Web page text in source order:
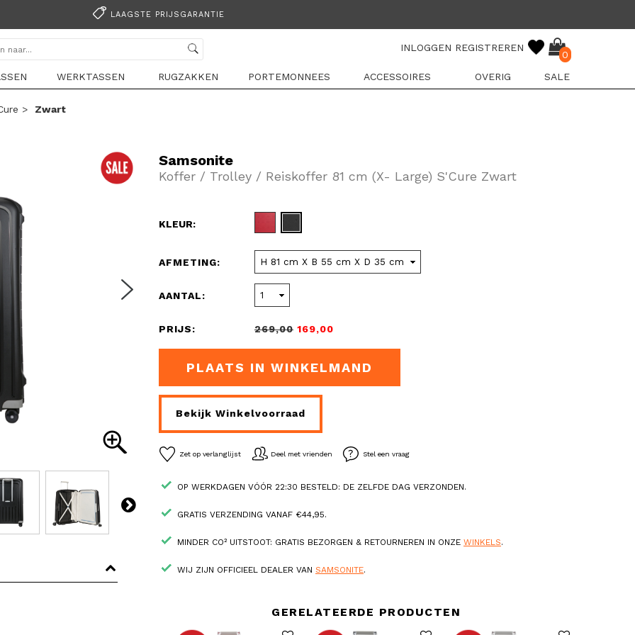
LAAGSTE PRIJSGARANTIE
INLOGGEN REGISTREREN
0
WERKTASSEN RUGZAKKEN PORTEMONNEES ACCESSOIRES OVERIG SALE
> Zwart
Samsonite
Koffer / Trolley / Reiskoffer 81 cm (X- Large) S'Cure Zwart
KLEUR:
AFMETING:
AANTAL:
PRIJS: 269,00 169,00
PLAATS IN WINKELMAND
Bekijk Winkelvoorraad
Zet op verlanglijst Deel met vrienden Stel een vraag
OP WERKDAGEN VÓÓR 22:30 BESTELD: DE ZELFDE DAG VERZONDEN.
GRATIS VERZENDING VANAF €44,95.
MINDER CO² UITSTOOT: GRATIS BEZORGEN & RETOURNEREN IN ONZE WINKELS.
WIJ ZIJN OFFICIEEL DEALER VAN SAMSONITE.
GERELATEERDE PRODUCTEN